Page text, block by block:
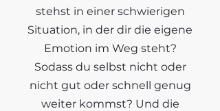
stehst in einer schwierigen
Situation, in der dir die eigene
Emotion im Weg steht?
Sodass du selbst nicht oder
nicht gut oder schnell genug
weiter kommst? Und die